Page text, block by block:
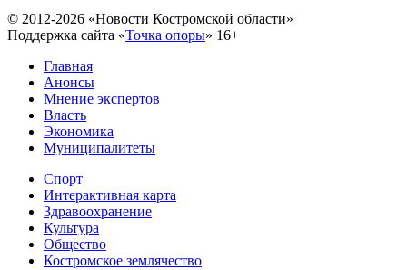
© 2012-2026 «Новости Костромской области»
Поддержка сайта «Точка опоры» 16+
Главная
Анонсы
Мнение экспертов
Власть
Экономика
Муниципалитеты
Спорт
Интерактивная карта
Здравоохранение
Культура
Общество
Костромское землячество